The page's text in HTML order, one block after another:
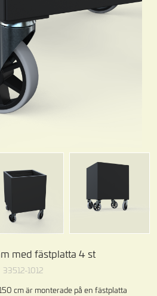
med fästplatta 4 st
33512-1012
cm är monterade på en fästplatta